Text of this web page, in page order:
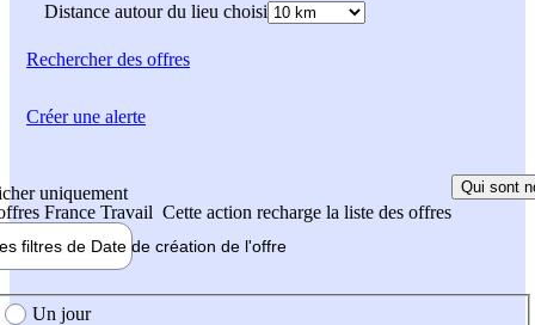
Distance autour du lieu choisi
Rechercherdes offres
uniquement
France Travail Cette action recharge la liste des offres
Qui sont
filtres de Date de création de l'offre
création de l'offre
Un jour
Créer une alerte